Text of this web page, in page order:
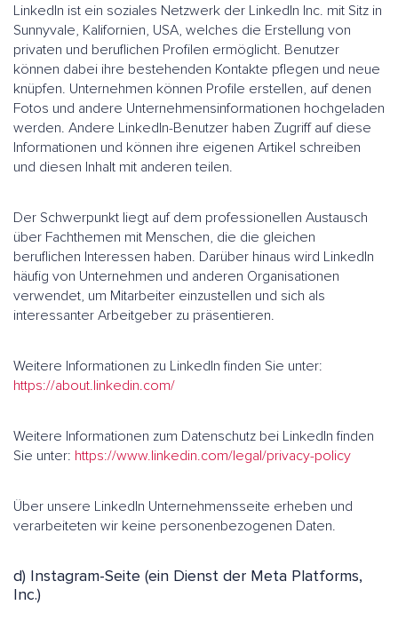
LinkedIn ist ein soziales Netzwerk der LinkedIn Inc. mit Sitz in
Sunnyvale, Kalifornien, USA, welches die Erstellung von
privaten und beruflichen Profilen ermöglicht. Benutzer
können dabei ihre bestehenden Kontakte pflegen und neue
knüpfen. Unternehmen können Profile erstellen, auf denen
Fotos und andere Unternehmensinformationen hochgeladen
werden. Andere LinkedIn-Benutzer haben Zugriff auf diese
Informationen und können ihre eigenen Artikel schreiben
und diesen Inhalt mit anderen teilen.
Der Schwerpunkt liegt auf dem professionellen Austausch
über Fachthemen mit Menschen, die die gleichen
beruflichen Interessen haben. Darüber hinaus wird LinkedIn
häufig von Unternehmen und anderen Organisationen
verwendet, um Mitarbeiter einzustellen und sich als
interessanter Arbeitgeber zu präsentieren.
Weitere Informationen zu LinkedIn finden Sie unter:
https://about.linkedin.com/
Weitere Informationen zum Datenschutz bei LinkedIn finden
Sie unter: https://www.linkedin.com/legal/privacy-policy
Über unsere LinkedIn Unternehmensseite erheben und
verarbeiteten wir keine personenbezogenen Daten.
d) Instagram-Seite (ein Dienst der Meta Platforms,
Inc.)